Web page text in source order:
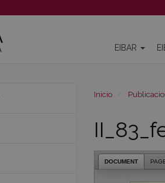
EIBAR
Inicio
DOCUMENT